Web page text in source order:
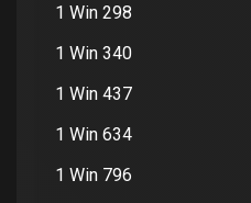
1 Win 298
1 Win 340
1 Win 437
1 Win 634
1 Win 796